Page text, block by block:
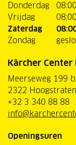
Donderdag
Vrijdag
Zaterdag
Zondag
Kärcher Center
Meerseweg 199
2322 Hoogstraten
+32 3 340 88 88
Openingsuren